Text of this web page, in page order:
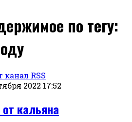
по тегу:
канал RSS
2022 17:52
кальяна